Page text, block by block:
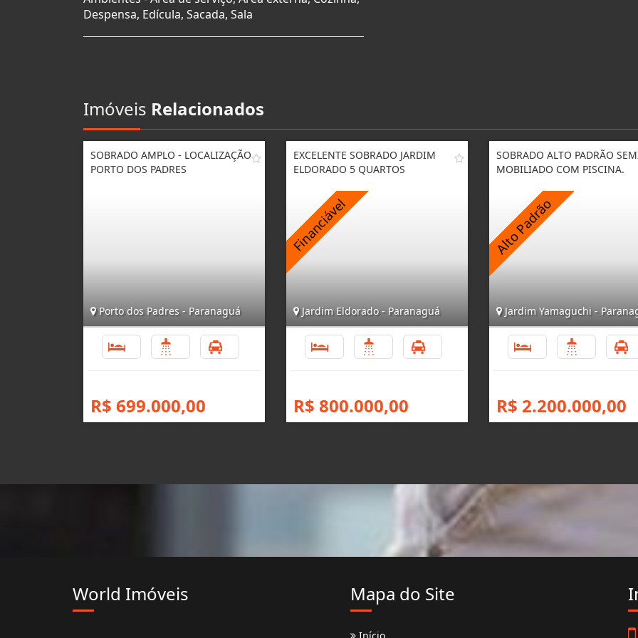
Despensa, Edícula, Sacada, Sala
Imóveis Relacionados
SOBRADO AMPLO - LOCALIZAÇÃO
PORTO DOS PADRES
Porto dos Padres - Paranaguá
R$ 699.000,00
EXCELENTE SOBRADO JARDIM
ELDORADO 5 QUARTOS
Jardim Eldorado - Paranaguá
R$ 800.000,00
SOBRADO ALTO PADRÃO
MOBILIADO COM PISCINA.
Jardim Yamaguchi -
R$ 2.200.000,00
World Imóveis Mapa do Site